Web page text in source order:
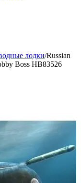
лодки/Russian
Boss HB83526